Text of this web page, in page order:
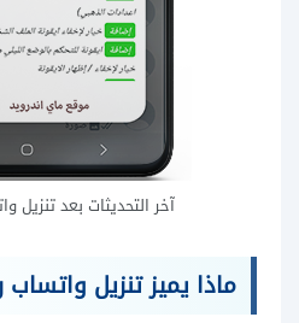
آخر التحديثات بعد تنزيل
ماذا يميز تنزيل واتساب